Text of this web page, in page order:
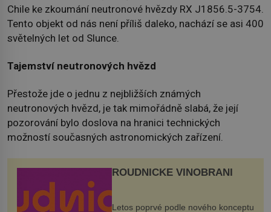
Chile ke zkoumání neutronové hvězdy RX J1856.5-3754.
Tento objekt od nás není příliš daleko, nachází se asi 400
světelných let od Slunce.
Tajemství neutronových hvězd
Přestože jde o jednu z nejbližších známých
neutronových hvězd, je tak mimořádně slabá, že její
pozorování bylo doslova na hranici technických
možností současných astronomických zařízení.
ROUDNICKÉ VINOBRANÍ
Letos poprvé podle nového konceptu